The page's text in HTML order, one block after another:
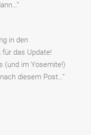
”
in den
für das Update!
(und im Yosemite!)
diesem Post…”